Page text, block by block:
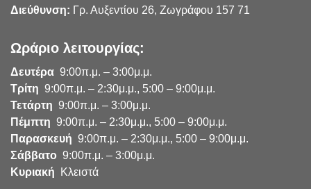
Διεύθυνση: Γρ. Αυξεντίου 26, Ζωγράφου 157 71
Ωράριο λειτουργίας:
Δευτέρα 9:00π.μ. – 3:00μ.μ.
Τρίτη 9:00π.μ. – 2:30μ.μ., 5:00 – 9:00μ.μ.
Τετάρτη 9:00π.μ. – 3:00μ.μ.
Πέμπτη 9:00π.μ. – 2:30μ.μ., 5:00 – 9:00μ.μ.
Παρασκευή 9:00π.μ. – 2:30μ.μ., 5:00 – 9:00μ.μ.
Σάββατο 9:00π.μ. – 3:00μ.μ.
Κυριακή Κλειστά